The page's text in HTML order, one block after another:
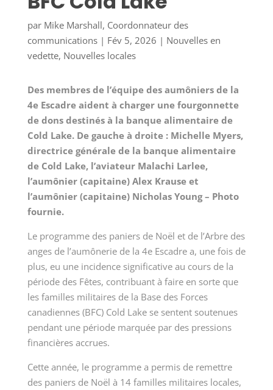
par Mike Marshall, Coordonnateur des
communications| Fév 5, 2026 | Nouvelles en
vedette, Nouvelles locales
Des membres de l’équipe des aumôniers de la
4e Escadre aident à charger une fourgonnette
de dons destinés à la banque alimentaire de
Cold Lake. De gauche à droite : Michelle Myers,
directrice générale de la banque alimentaire
de Cold Lake, l’aviateur Malachi Larlee,
l’aumônier (capitaine) Alex Krause et
l’aumônier (capitaine) Nicholas Young – Photo
fournie.
Le programme des paniers de Noël et de l’Arbre des
anges de l’aumônerie de la 4e Escadre a, une fois de
plus, eu une incidence significative au cours de la
période des Fêtes, contribuant à faire en sorte que
les familles militaires de la Base des Forces
canadiennes (BFC) Cold Lake se sentent soutenues
pendant une période marquée par des pressions
financières accrues.
Cette année, le programme a permis de remettre
des paniers de Noël à 14 familles militaires locales,